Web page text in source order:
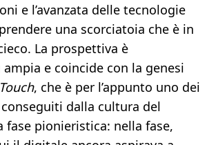
e l’avanzata delle tecnologie
una scorciatoia che è in
La prospettiva è
e coincide con la genesi
, che è per l’appunto uno dei
dalla cultura del
fase pionieristica: nella fase,